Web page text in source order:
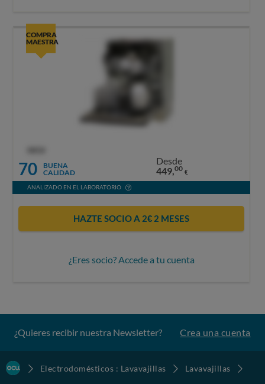
COMPRA
MAESTRA
70
BUENA
CALIDAD
Desde
449,00 €
ANALIZADO EN EL LABORATORIO
HAZTE SOCIO A 2€ 2 MESES
¿Eres socio? Accede a tu cuenta
¿Quieres recibir nuestra Newsletter? Crea una cuenta
Electrodomésticos : Lavavajillas
Lavavajillas